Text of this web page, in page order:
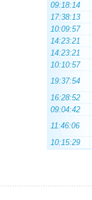
09:18:14
17:38:13
10:09:57
14:23:21
14:23:21
10:10:57
19:37:54
16:28:52
09:04:42
11:46:06
10:15:29